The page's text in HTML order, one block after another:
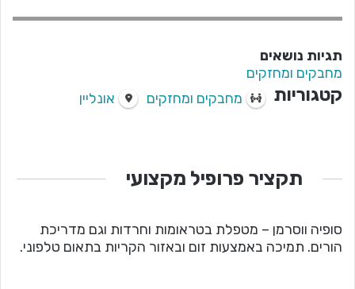
תגיות נושאים
מחבקים ומחזקים
קטגוריות מחבקים ומחזקים אונליין
תקציר פרופיל מקצועי
סופיה ווסרמן – מטפלת בטראומות וחרדות וגם מדריכת
הורים. תמיכה באמצעות זום ובאזור הקריות בתאום טלפוני.